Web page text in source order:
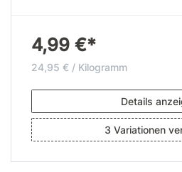
4,99 €*
24,95 € / Kilogramm
Details
3 Variationen